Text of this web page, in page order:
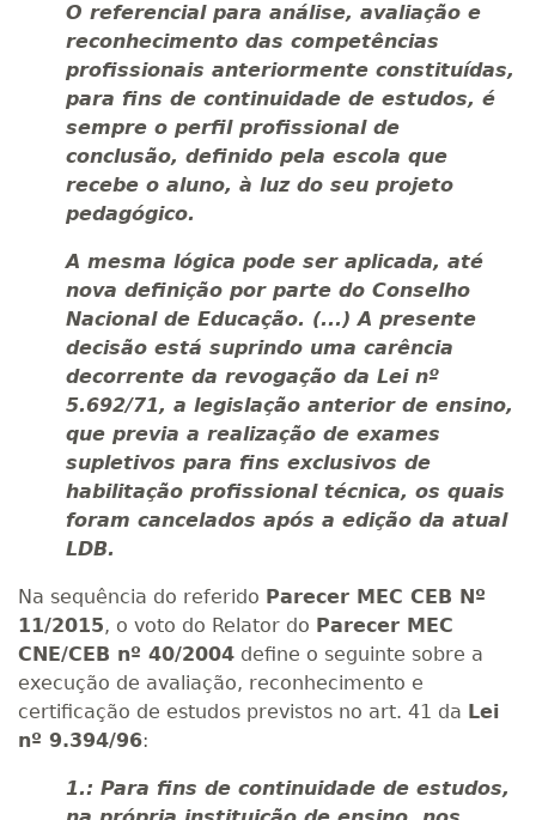
O referencial para análise, avaliação e
reconhecimento das competências
profissionais anteriormente constituídas,
para fins de continuidade de estudos, é
sempre o perfil profissional de
conclusão, definido pela escola que
recebe o aluno, à luz do seu projeto
pedagógico.
A mesma lógica pode ser aplicada, até
nova definição por parte do Conselho
Nacional de Educação. (...) A presente
decisão está suprindo uma carência
decorrente da revogação da Lei nº
5.692/71, a legislação anterior de ensino,
que previa a realização de exames
supletivos para fins exclusivos de
habilitação profissional técnica, os quais
foram cancelados após a edição da atual
LDB.
Na sequência do referido Parecer MEC CEB Nº
11/2015, o voto do Relator do Parecer MEC
CNE/CEB nº 40/2004 define o seguinte sobre a
execução de avaliação, reconhecimento e
certificação de estudos previstos no art. 41 da Lei
nº 9.394/96:
1.: Para fins de continuidade de estudos,